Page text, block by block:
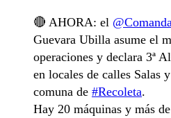
🔴 AHORA: el
Guevara Ubilla asume el
operaciones y declara 3ª
en locales de calles Salas
comuna de #Recoleta.
Hay 20 máquinas y más